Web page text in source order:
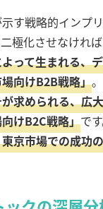
す戦略的インプ
極化させなけれ
って生まれる、
向けB2B戦略」
求められる、広
けB2C戦略」で
京市場での成功